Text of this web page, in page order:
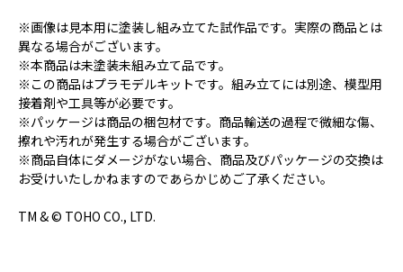
※画像は見本用に塗装し組み立てた試作品です。実際の商品とは
異なる場合がございます。
※本商品は未塗装未組み立て品です。
※この商品はプラモデルキットです。組み立てには別途、模型用
接着剤や工具等が必要です。
※パッケージは商品の梱包材です。商品輸送の過程で微細な傷、
擦れや汚れが発生する場合がございます。
※商品自体にダメージがない場合、商品及びパッケージの交換は
お受けいたしかねますのであらかじめご了承ください。
TM & © TOHO CO., LTD.